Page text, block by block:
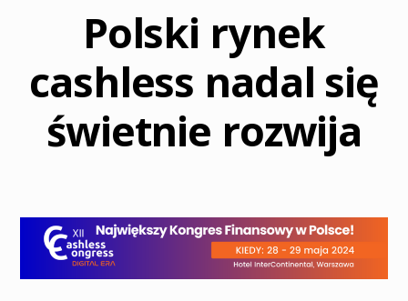
Polski rynek
cashless nadal się
świetnie rozwija